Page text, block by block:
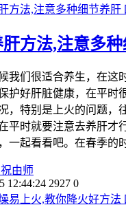
方法,注意多
我们很适合养生，在这
护好肝脏健康，在平时
，特别是上火的问题，
平时就要注意去养肝才
一起看看吧。在春季的
祝由师
12:44:24 2927 0